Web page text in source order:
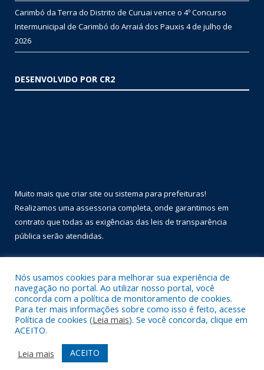
Carimbó da Terra do Distrito de Curuai vence o 4º Concurso
Intermunicipal de Carimbó do Arraiá dos Pauxis 4 de julho de
2026
DESENVOLVIDO POR CR2
Muito mais que criar site ou sistema para prefeituras!
Realizamos uma assessoria completa, onde garantimos em
contrato que todas as exigências das leis de transparência
pública serão atendidas.
Todos os direitos reservados a Prefeitura Municipal de Óbidos.
Mapa do Site
Acessar Área Administrativa
Acessar Webmail
Nós usamos cookies para melhorar sua experiência de
navegação no portal. Ao utilizar nosso portal, você
concorda com a política de monitoramento de cookies.
Para ter mais informações sobre como isso é feito, acesse
Política de cookies (Leia mais). Se você concorda, clique em
ACEITO.
Leia mais
ACEITO